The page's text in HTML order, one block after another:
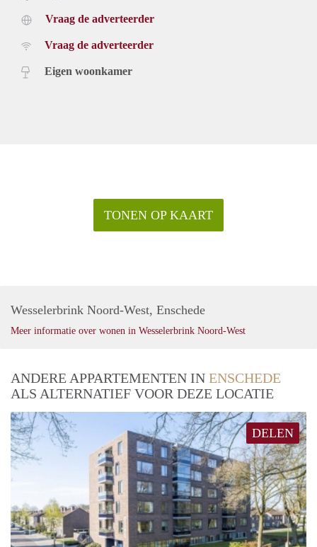
Vraag de adverteerder
Vraag de adverteerder
Eigen woonkamer
TONEN OP KAART
Wesselerbrink Noord-West, Enschede
Meer informatie over wonen in Wesselerbrink Noord-West
ANDERE APPARTEMENTEN IN ENSCHEDE
ALS ALTERNATIEF VOOR DEZE LOCATIE
DELEN